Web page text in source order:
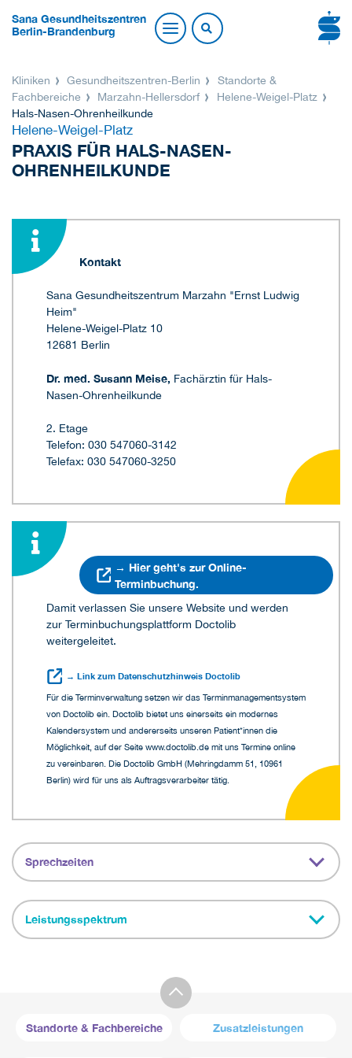
Sana Gesundheitszentren
Berlin-Brandenburg
Kliniken Gesundheitszentren-Berlin
Standorte &
Fachbereiche
Marzahn-Hellersdorf
Helene-Weigel-Platz
Hals-Nasen-Ohrenheilkunde
Helene-Weigel-Platz
PRAXIS FÜR HALS-NASEN-
OHRENHEILKUNDE
Kontakt
Sana Gesundheitszentrum Marzahn "Ernst Ludwig
Heim"
Helene-Weigel-Platz 10
12681 Berlin
Dr. med. Susann Meise, Fachärztin für Hals-
Nasen-Ohrenheilkunde
2. Etage
Telefon: 030 547060-3142
Telefax: 030 547060-3250
→ Hier geht's zur Online-
Terminbuchung.
Damit verlassen Sie unsere Website und werden
zur Terminbuchungsplattform Doctolib
weitergeleitet.
→ Link zum Datenschutzhinweis Doctolib
Für die Terminverwaltung setzen wir das Terminmanagementsystem
von Doctolib ein. Doctolib bietet uns einerseits ein modernes
Kalendersystem und andererseits unseren Patient*innen die
Möglichkeit, auf der Seite www.doctolib.de mit uns Termine online
zu vereinbaren. Die Doctolib GmbH (Mehringdamm 51, 10961
Berlin) wird für uns als Auftragsverarbeiter tätig.
Sprechzeiten
Leistungsspektrum
Standorte & Fachbereiche Zusatzleistungen